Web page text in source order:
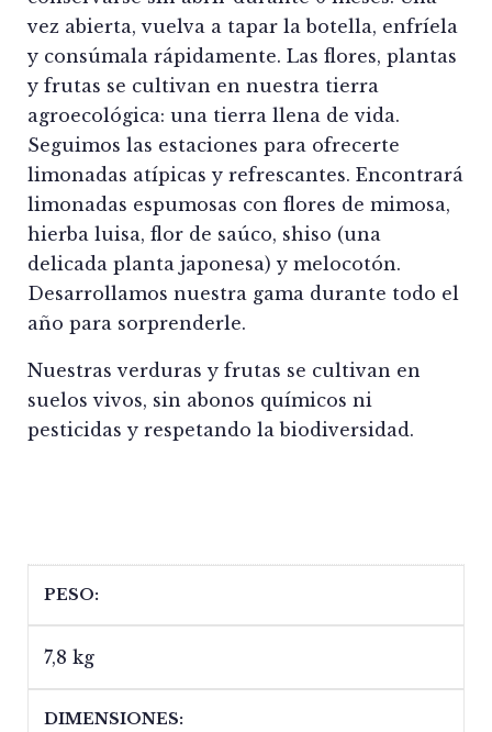
vez abierta, vuelva a tapar la botella, enfríela
y consúmala rápidamente. Las flores, plantas
y frutas se cultivan en nuestra tierra
agroecológica: una tierra llena de vida.
Seguimos las estaciones para ofrecerte
limonadas atípicas y refrescantes. Encontrará
limonadas espumosas con flores de mimosa,
hierba luisa, flor de saúco, shiso (una
delicada planta japonesa) y melocotón.
Desarrollamos nuestra gama durante todo el
año para sorprenderle.
Nuestras verduras y frutas se cultivan en
suelos vivos, sin abonos químicos ni
pesticidas y respetando la biodiversidad.
PESO
7,8 kg
DIMENSIONES